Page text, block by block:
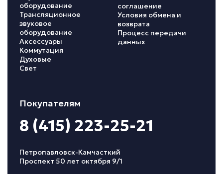
оборудование
Трансляционное
звуковое
оборудование
Аксессуары
Коммутация
Духовые
Свет
соглашение
Условия обмена и
возврата
Процесс передачи
данных
Покупателям
8 (415) 223-25-21
Петропавловск-Камчасткий
Проспект 50 лет октября 9/1